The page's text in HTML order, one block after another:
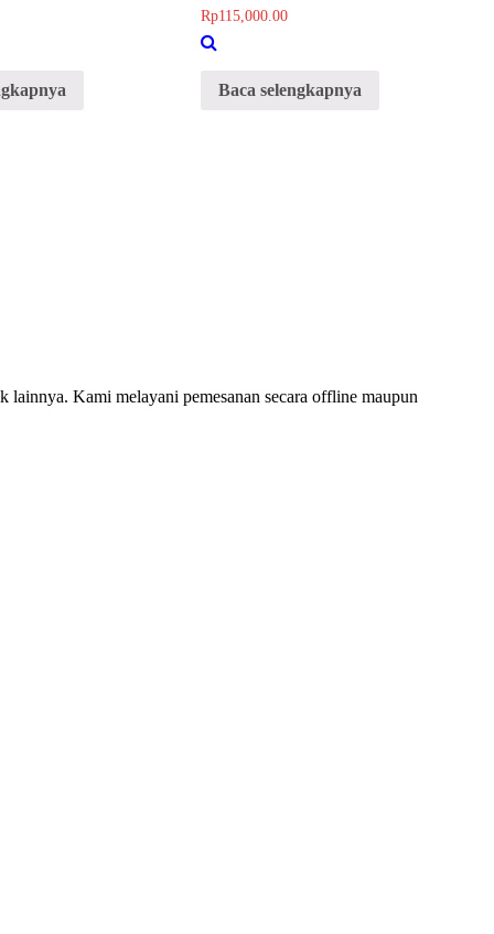
Rp115,000.00
Baca selengkapnya
Kami melayani pemesanan secara offline maupun